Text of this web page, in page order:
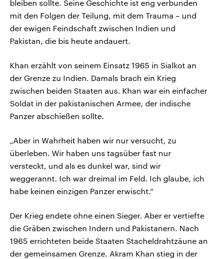
bleiben sollte. Seine Geschichte ist eng verbunden
mit den Folgen der Teilung, mit dem Trauma – und
der ewigen Feindschaft zwischen Indien und
Pakistan, die bis heute andauert.
Khan erzählt von seinem Einsatz 1965 in Sialkot an
der Grenze zu Indien. Damals brach ein Krieg
zwischen beiden Staaten aus. Khan war ein einfacher
Soldat in der pakistanischen Armee, der indische
Panzer abschießen sollte.
„Aber in Wahrheit haben wir nur versucht, zu
überleben. Wir haben uns tagsüber fast nur
versteckt, und als es dunkel war, sind wir
weggerannt. Ich war dreimal im Feld. Ich glaube, ich
habe keinen einzigen Panzer erwischt.“
Der Krieg endete ohne einen Sieger. Aber er vertiefte
die Gräben zwischen Indern und Pakistanern. Nach
1965 errichteten beide Staaten Stacheldrahtzäune an
der gemeinsamen Grenze. Akram Khan stieg in der